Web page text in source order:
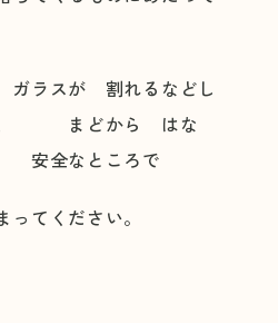
ラスが 割れるなどし
、 まどから はな
安全なところで
てください。